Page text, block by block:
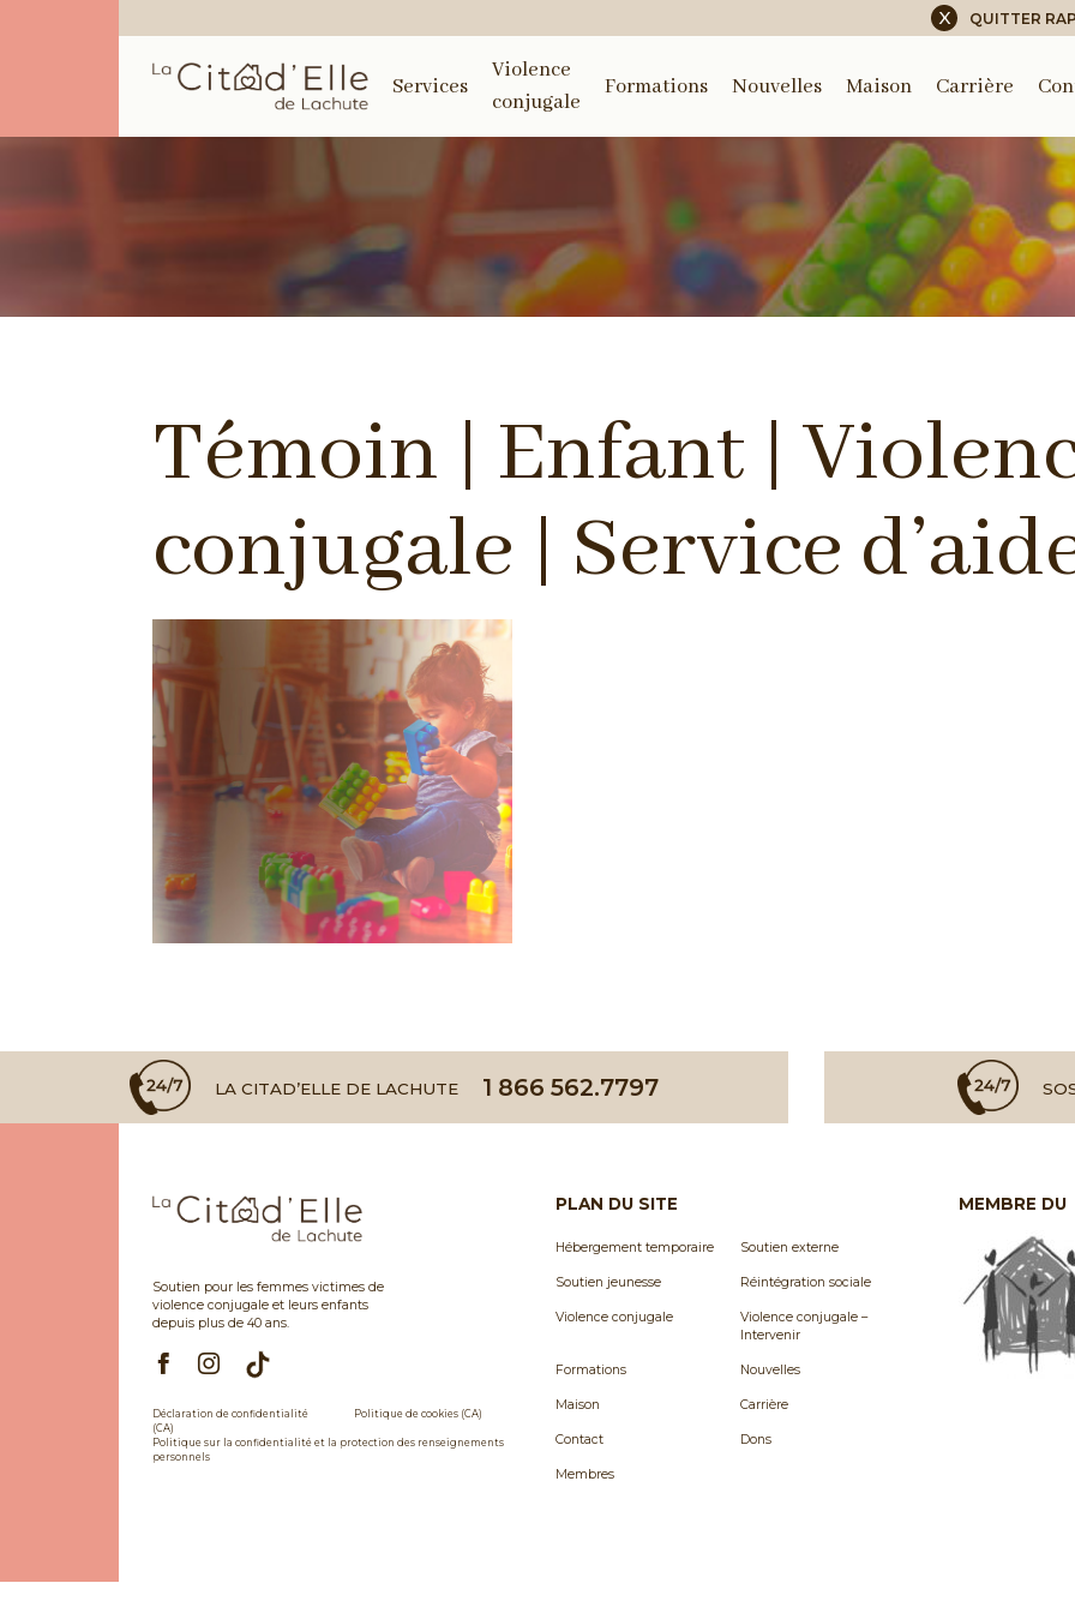
X QUITTER
Services
Violence
conjugale
Formations Nouvelles Maison Carrière
Témoin | Enfant |
conjugale | Service
LA CITAD’ELLE DE LACHUTE 1 866 562.7797
Soutien pour les femmes victimes de
violence conjugale et leurs enfants
depuis plus de 40 ans.
Déclaration de confidentialité
(CA)
Politique de cookies (CA)
Politique sur la confidentialité et la protection des renseignements
personnels
PLAN DU SITE
Hébergement temporaire Soutien externe
Soutien jeunesse Réintégration sociale
Violence conjugale
Violence conjugale –
Intervenir
Formations Nouvelles
Maison Carrière
Contact Dons
Membres
MEMBRE DU